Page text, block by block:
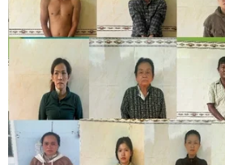
Một buổi họp mặt các cán bộ, sỹ quan
minh họa. Nguồn:
Sáng 22/12, Thành ủy, Hội
ban Nhân dân, Ủy ban Mặt
Nam Thành phố Hồ Chí Minh
tặng Huân chương Quân công